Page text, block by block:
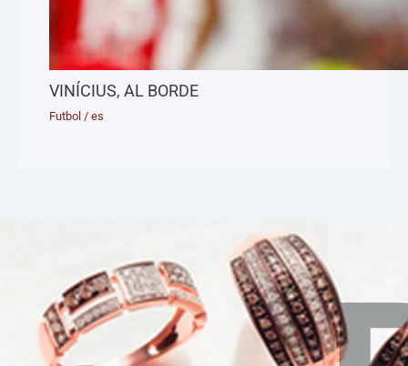
VINÍCIUS, AL BORDE
Futbol /es